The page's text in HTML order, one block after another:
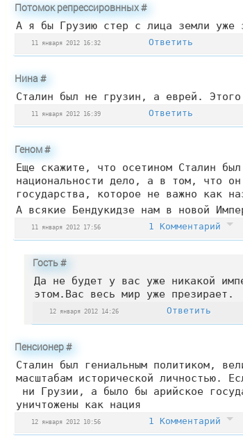
Потомок репрессировнных#
А я бы Грузию стер с лица земли уже
11 января 2012 16:32 Ответить
Нина#
Сталин был не грузин, а еврей.
11 января 2012 16:39 Ответить
Геном#
Еще скажите, что осетином Сталин
национальности дело, а в том, что
государства, которое не важно как
А всякие Бендукидзе нам в новой
11 января 2012 17:56 1 Комментарий
Гость#
Да не будет у вас уже никакой
этом.Вас весь мир уже презирает.
12 января 2012 14:26 Ответить
Пенсионер#
Сталин был гениальным политиком,
масштабам исторической личностью.
ни Грузии, а было бы арийское
уничтожены как нация
12 января 2012 10:56 1 Комментарий